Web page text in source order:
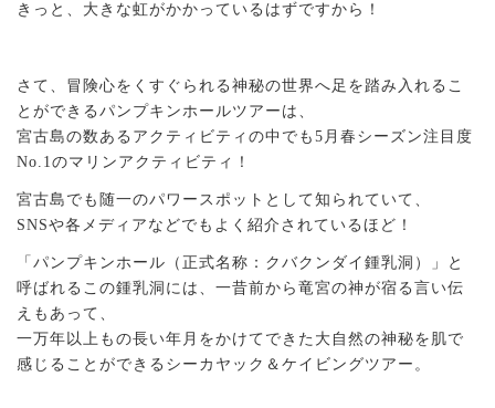
きっと、大きな虹がかかっているはずですから！
さて、冒険心をくすぐられる神秘の世界へ足を踏み入れるこ
とができるパンプキンホールツアーは、
宮古島の数あるアクティビティの中でも5月春シーズン注目度
No.1のマリンアクティビティ！
宮古島でも随一のパワースポットとして知られていて、
SNSや各メディアなどでもよく紹介されているほど！
「パンプキンホール（正式名称：クバクンダイ鍾乳洞）」と
呼ばれるこの鍾乳洞には、一昔前から竜宮の神が宿る言い伝
えもあって、
一万年以上もの長い年月をかけてできた大自然の神秘を肌で
感じることができるシーカヤック＆ケイビングツアー。